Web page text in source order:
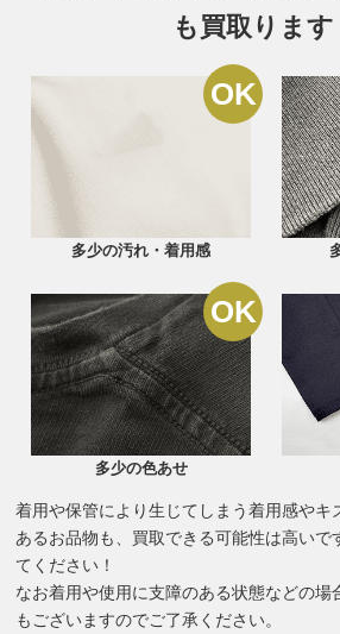
も買取ります
多少の汚れ・着用感
多少の色あせ
着用や保管により生じてしまう着用感やキ
あるお品物も、買取できる可能性は高いで
てください！
なお着用や使用に支障のある状態などの場
もございますのでご了承ください。